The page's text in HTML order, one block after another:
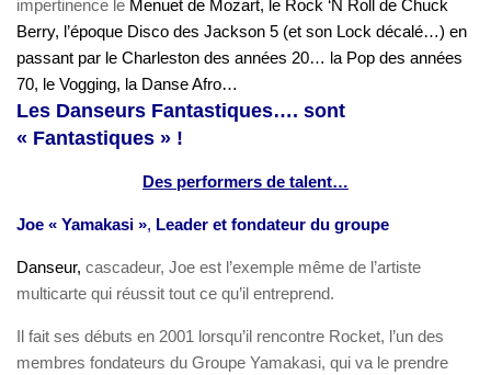
impertinence le Menuet de Mozart, le Rock ‘N Roll de Chuck
Berry, l’époque Disco des Jackson 5 (et son Lock décalé…) en
passant par le Charleston des années 20… la Pop des années
70, le Vogging, la Danse Afro…
Les Danseurs Fantastiques…. sont
« Fantastiques » !
Des performers de talent…
Joe « Yamakasi », Leader et fondateur du groupe
Danseur, cascadeur, Joe est l’exemple même de l’artiste
multicarte qui réussit tout ce qu’il entreprend.
Il fait ses débuts en 2001 lorsqu’il rencontre Rocket, l’un des
membres fondateurs du Groupe Yamakasi, qui va le prendre